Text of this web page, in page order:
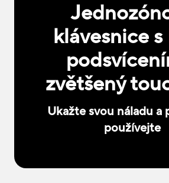
klávesnice s
zvětšený
Ukažte svou náladu a
používejte